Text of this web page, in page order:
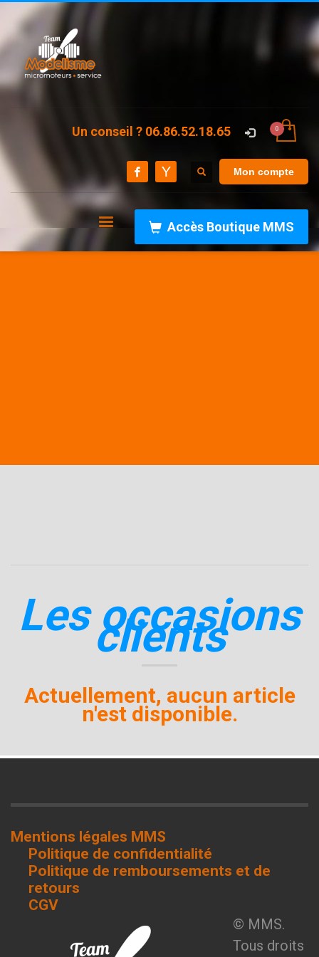
Un conseil ? 06.86.52.18.65
Mon compte
Accès Boutique MMS
Les occasions
clients
Actuellement, aucun article
n'est disponible.
Mentions légales MMS
Politique de confidentialité
Politique de remboursements et de
retours
CGV
© MMS.
Tous droits